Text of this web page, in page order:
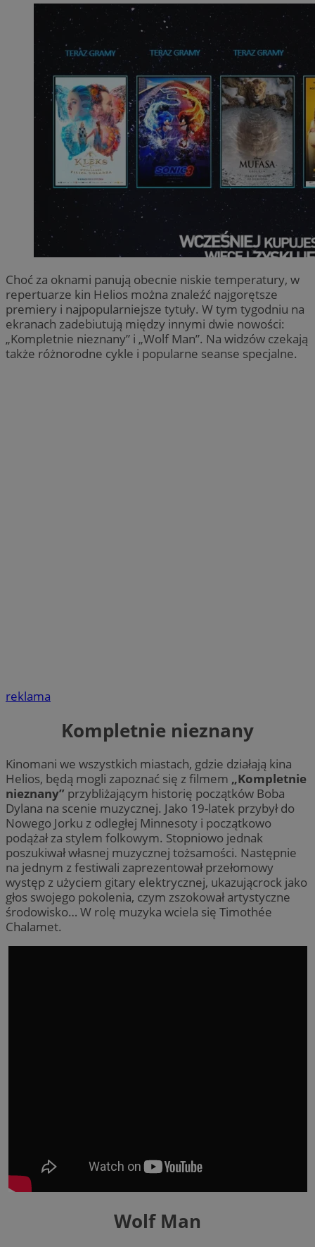
Choć za oknami panują obecnie niskie temperatury, w
repertuarze kin Helios można znaleźć najgorętsze
premiery i najpopularniejsze tytuły. W tym tygodniu na
ekranach zadebiutują między innymi dwie nowości:
„Kompletnie nieznany” i „Wolf Man”. Na widzów czekają
także różnorodne cykle i popularne seanse specjalne.
reklama
Kompletnie nieznany
Kinomani we wszystkich miastach, gdzie działają kina
Helios, będą mogli zapoznać się z filmem „Kompletnie
nieznany” przybliżającym historię początków Boba
Dylana na scenie muzycznej. Jako 19-latek przybył do
Nowego Jorku z odległej Minnesoty i początkowo
podążał za stylem folkowym. Stopniowo jednak
poszukiwał własnej muzycznej tożsamości. Następnie
na jednym z festiwali zaprezentował przełomowy
występ z użyciem gitary elektrycznej, ukazującrock jako
głos swojego pokolenia, czym zszokował artystyczne
środowisko… W rolę muzyka wciela się Timothée
Chalamet.
Wolf Man